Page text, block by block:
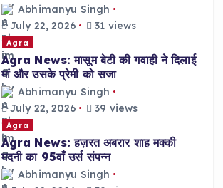
Abhimanyu Singh
July 22, 2026
31 views
Agra
Agra News: मासूम बेटी की गवाही ने दिलाई
मां और उसके प्रेमी को सजा
Abhimanyu Singh
July 22, 2026
39 views
Agra
Agra News: हज़रत अबरार शाह मक्की
मदनी का 95वाँ उर्स संपन्न
Abhimanyu Singh